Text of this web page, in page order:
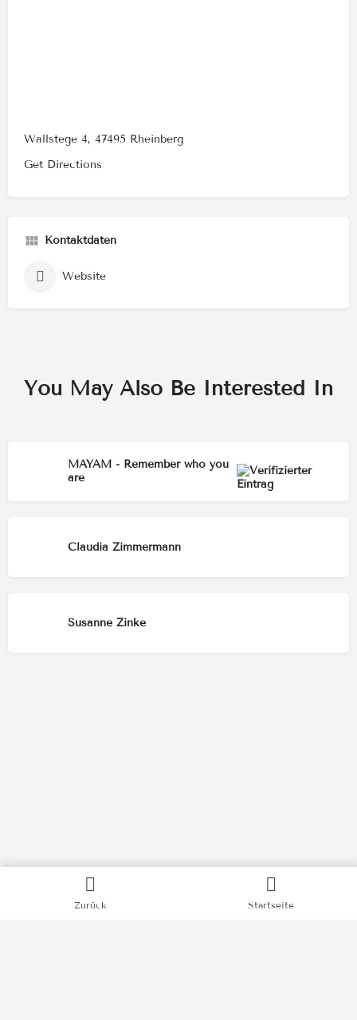
Wallstege 4, 47495 Rheinberg
Get Directions
Kontaktdaten
Website
You May Also Be Interested In
MAYAM - Remember who you
are
Claudia Zimmermann
Susanne Zinke
Zurück Startseite